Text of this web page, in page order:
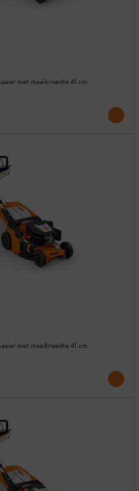
met maaibreedte 41 cm
met maaibreedte 41 cm